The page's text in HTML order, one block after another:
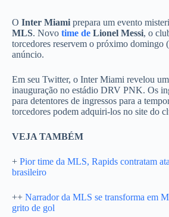
O Inter Miami prepara um evento
MLS. Novo time de Lionel Messi, o
torcedores reservem o próximo domingo
anúncio.
Em seu Twitter, o Inter Miami revelou
inauguração no estádio DRV PNK. Os
para detentores de ingressos para a
torcedores podem adquiri-los no site do
VEJA TAMBÉM
+ Pior time da MLS, Rapids contratam
brasileiro
++ Narrador da MLS se transforma em
grito de gol